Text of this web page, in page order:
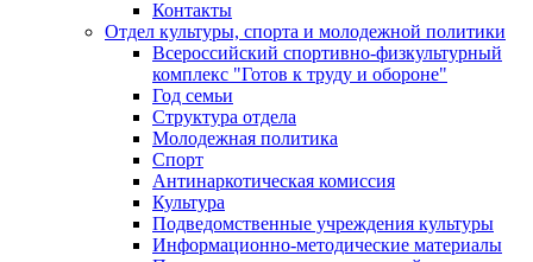
Контакты
Отдел культуры, спорта и молодежной политики
Всероссийский спортивно-физкультурный
комплекс "Готов к труду и обороне"
Год семьи
Структура отдела
Молодежная политика
Спорт
Антинаркотическая комиссия
Культура
Подведомственные учреждения культуры
Информационно-методические материалы